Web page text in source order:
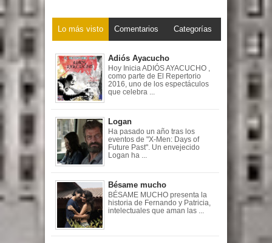
Lo más visto Comentarios Categorías
Adiós Ayacucho
Hoy Inicia ADIÓS AYACUCHO ,
como parte de El Repertorio
2016, uno de los espectáculos
que celebra ...
Logan
Ha pasado un año tras los
eventos de "X-Men: Days of
Future Past". Un envejecido
Logan ha ...
Bésame mucho
BÉSAME MUCHO presenta la
historia de Fernando y Patricia,
intelectuales que aman las ...